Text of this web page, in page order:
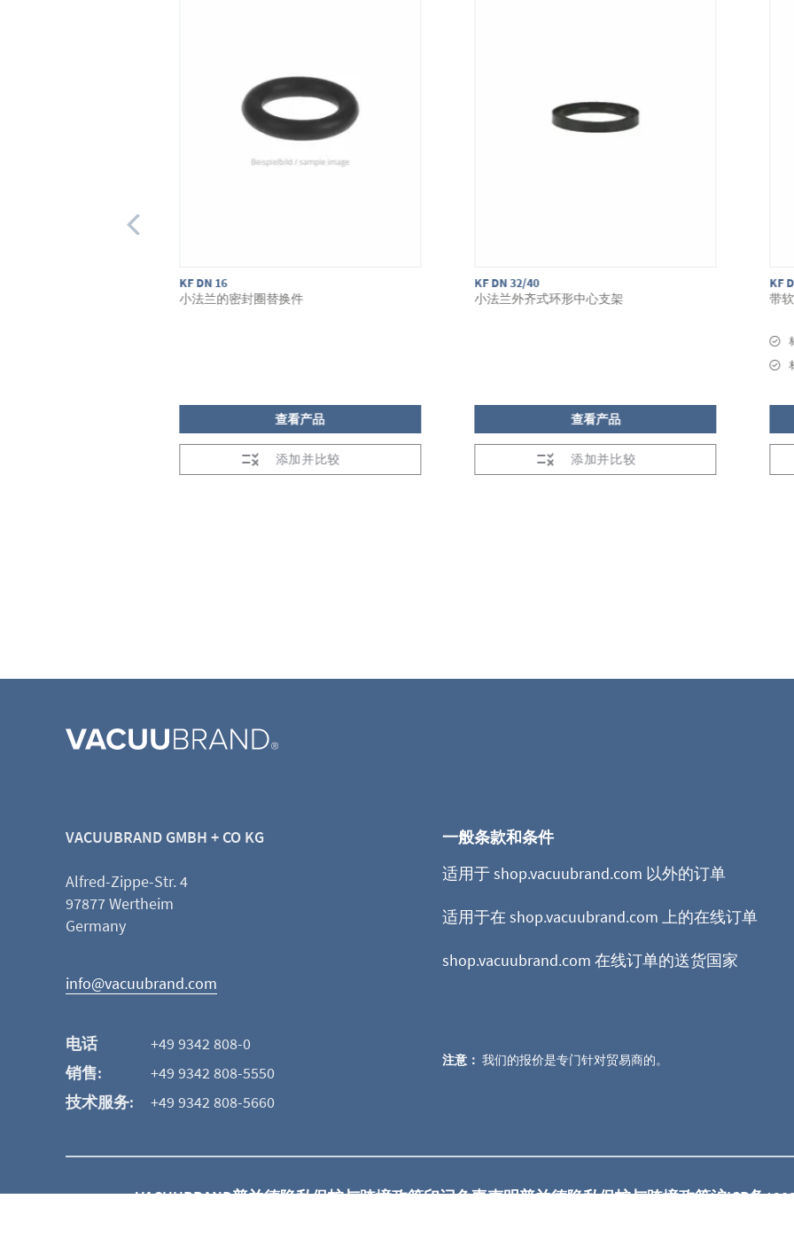
KF DN 32/40
小法兰外齐式环形中心支架
查看产品
添加并比较
KF DN 25 / DN 10 mm
带软管喷嘴接头的小法兰
查看产品
添加并比较
KF
带
VACUUBRAND GMBH + CO KG
Alfred-Zippe-Str. 4
97877 Wertheim
Germany
info@vacuubrand.com
电话
+49 9342 808-0
销售:
+49 9342 808-5550
技术服务:
+49 9342 808-5660
一般条款和条件
适用于 shop.vacuubrand.com 以外的订单
适用于在 shop.vacuubrand.com 上的在线订单
shop.vacuubrand.com 在线订单的送货国家
注意： 我们的报价是专门针对贸易商的。
VACUUBRAND普兰德隐私保护与跨境政策印记免责声明普兰德隐私保护与跨境政策沪ICP备